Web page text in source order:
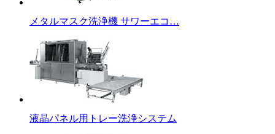
メタルマスク洗浄機 サワーエコ…
液晶パネル用トレー洗浄システム